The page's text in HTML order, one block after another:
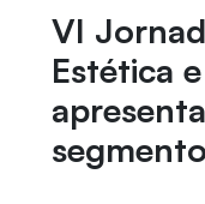
VI
Estética
segmento